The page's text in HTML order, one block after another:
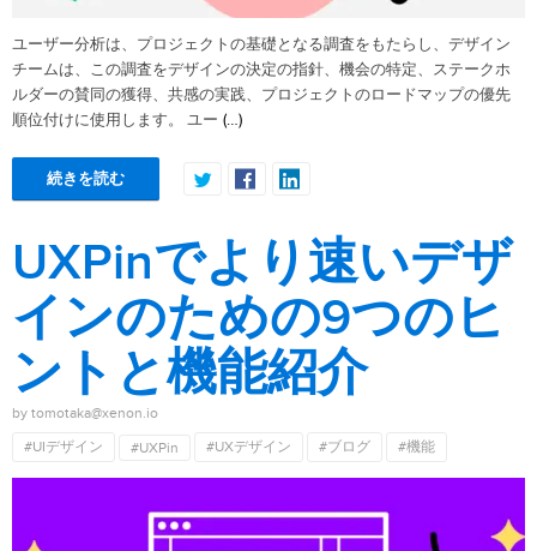
ユーザー分析は、プロジェクトの基礎となる調査をもたらし、デザイン
チームは、この調査をデザインの決定の指針、機会の特定、ステークホ
ルダーの賛同の獲得、共感の実践、プロジェクトのロードマップの優先
順位付けに使用します。 ユー (…)
続きを読む
UXPinでより速いデザ
インのための9つのヒ
ントと機能紹介
by tomotaka@xenon.io
#UIデザイン
#UXPin #UXデザイン #ブログ #機能